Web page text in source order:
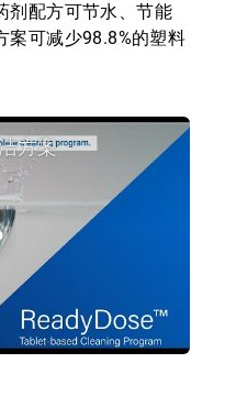
剂配方可节水、节能
案可减少98.8%的塑料
方案